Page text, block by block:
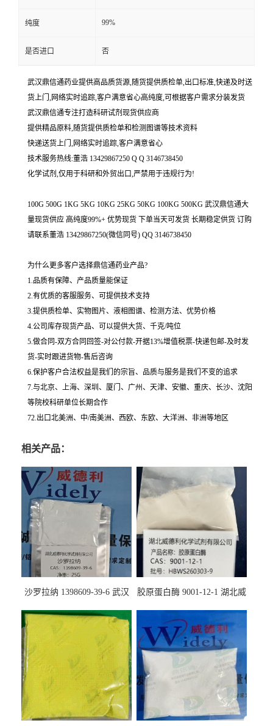
纯度 99%
是否进口 否
武汉鼎信通药业提供高品质货源,随货提供质检单,出口标准,快递及时送
货上门,网络实时追踪,客户满意省心高纯度,可根据客户需求分装发货
武汉鼎信通专注打造科研试剂现货供应商
提供精品原料,随货提供质检单和检测图谱等技术资料
快递送货上门,网络实时追踪,客户满意省心
技术服务热线:董浩 13429867250 Q Q 3146738450
化学试剂,仅用于科研和外贸出口,严禁用于违规行为!
100G 500G 1KG 5KG 10KG 25KG 50KG 100KG 500KG 武汉鼎信通大
量现货供应 高纯度99%+ 优势现货 下单当天可发货 长期稳定供货 订购
请联系董浩 13429867250(微信同号) QQ 3146738450
为什么更多客户选择鼎信通药业产品?
1.品质有保障、产品质量能保证
2.有优质的客服服务、可提供技术支持
3.提供质检单、实物图片、液相图谱、检测方法、优势价格
4.公司库存现货产品、可以提供大货、千克/吨位
5.做合同-双方合同回签-对公付款-开据13%增值税票-快递包邮-及时发
货-实时跟进货物-售后咨询
6.保护客户合法权益是我们的宗旨、品质与服务是我们不变的追求
7.与北京、上海、深圳、厦门、广州、天津、安徽、重庆、长沙、沈阳
等院校科研单位长期合作
72.出口北美洲、中/南美洲、西欧、东欧、大洋洲、非洲等地区
相关产品：
沙罗拉纳 1398609-39-6 武汉
胶原蛋白酶 9001-12-1 湖北威